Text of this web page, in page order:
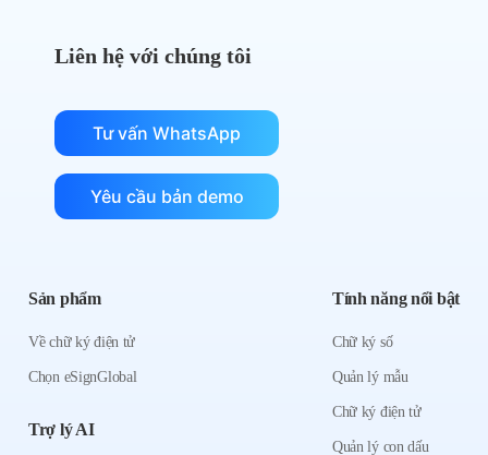
Liên hệ với chúng tôi
Tư vấn WhatsApp
Yêu cầu bản demo
Sản phẩm
Về chữ ký điện tử
Chọn eSignGlobal
Trợ lý AI
Tính năng nổi bật
Chữ ký số
Quản lý mẫu
Chữ ký điện tử
Quản lý con dấu